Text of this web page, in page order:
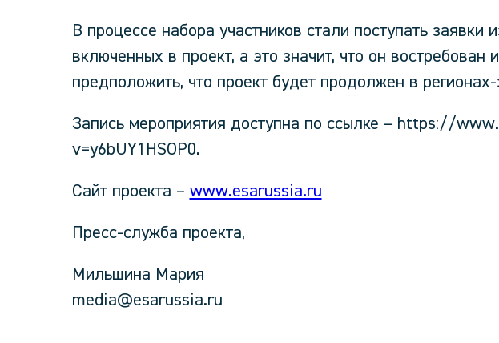
В процессе набора участников стали поступать заявки
включенных в проект, а это значит, что он востребован
предположить, что проект будет продолжен в
Запись мероприятия доступна по ссылке – https://
v=y6bUY1HSOP0.
Сайт проекта – www.esarussia.ru
Пресс-служба проекта,
Мильшина Мария
media@esarussia.ru